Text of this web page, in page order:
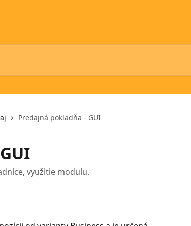
Predajná pokladňa - GUI
využitie modulu.